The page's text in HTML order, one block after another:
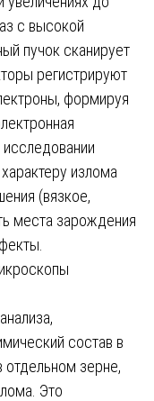
с высокой
пучок сканирует
регистрируют
формируя
излома
(вязкое,
места зарождения
состав в
зерне,
Это